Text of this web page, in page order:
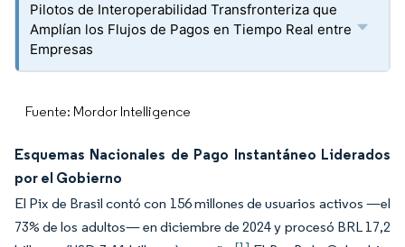
Pilotos de Interoperabilidad Transfronteriza que
Amplían los Flujos de Pagos en Tiempo Real entre
Empresas
Fuente: Mordor Intelligence
Esquemas Nacionales de Pago Instantáneo Liderados
por el Gobierno
El Pix de Brasil contó con 156 millones de usuarios activos —el
73% de los adultos— en diciembre de 2024 y procesó BRL 17,2